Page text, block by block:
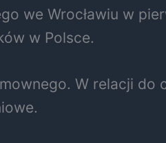
we Wrocławiu w
w Polsce.
W relacji do